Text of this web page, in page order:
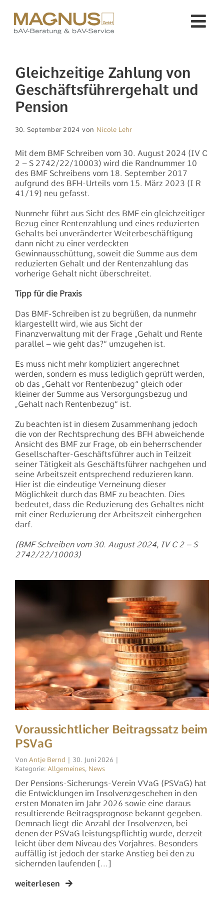
Inhalt
springen
Unternehmen
Wissenswertes
Kontakt
Suche
nach:
Gleichzeitige Zahlung von
Geschäftsführergehalt und
Pension
30. September 2024 von Nicole Lehr
Mit dem BMF Schreiben vom 30. August 2024 (IV C
2 – S 2742/22/10003) wird die Randnummer 10
des BMF Schreibens vom 18. September 2017
aufgrund des BFH-Urteils vom 15. März 2023 (I R
41/19) neu gefasst.
Nunmehr führt aus Sicht des BMF ein gleichzeitiger
Bezug einer Rentenzahlung und eines reduzierten
Gehalts bei unveränderter Weiterbeschäftigung
dann nicht zu einer verdeckten
Gewinnausschüttung, soweit die Summe aus dem
reduzierten Gehalt und der Rentenzahlung das
vorherige Gehalt nicht überschreitet.
Tipp für die Praxis
Das BMF-Schreiben ist zu begrüßen, da nunmehr
klargestellt wird, wie aus Sicht der
Finanzverwaltung mit der Frage „Gehalt und Rente
parallel – wie geht das?“ umzugehen ist.
Es muss nicht mehr kompliziert angerechnet
werden, sondern es muss lediglich geprüft werden,
ob das „Gehalt vor Rentenbezug“ gleich oder
kleiner der Summe aus Versorgungsbezug und
„Gehalt nach Rentenbezug“ ist.
Zu beachten ist in diesem Zusammenhang jedoch
die von der Rechtsprechung des BFH abweichende
Ansicht des BMF zur Frage, ob ein beherrschender
Gesellschafter-Geschäftsführer auch in Teilzeit
seiner Tätigkeit als Geschäftsführer nachgehen und
seine Arbeitszeit entsprechend reduzieren kann.
Hier ist die eindeutige Verneinung dieser
Möglichkeit durch das BMF zu beachten. Dies
bedeutet, dass die Reduzierung des Gehaltes nicht
mit einer Reduzierung der Arbeitszeit einhergehen
darf.
(BMF Schreiben vom 30. August 2024, IV C 2 – S
2742/22/10003)
Voraussichtlicher Beitragssatz beim
PSVaG
Antje Bernd 30. Juni 2026
Allgemeines, News
Der Pensions-Sicherungs-Verein VVaG (PSVaG) hat
die Entwicklungen im Insolvenzgeschehen in den
ersten Monaten im Jahr 2026 sowie eine daraus
resultierende Beitragsprognose bekannt gegeben.
Demnach liegt die Anzahl der Insolvenzen, bei
denen der PSVaG leistungspflichtig wurde, derzeit
leicht über dem Niveau des Vorjahres. Besonders
auffällig ist jedoch der starke Anstieg bei den zu
sichernden laufenden [...]
weiterlesen